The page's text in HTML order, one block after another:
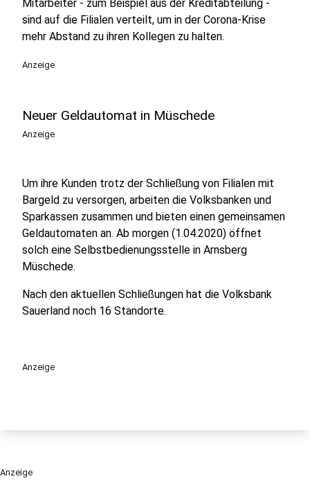
Mitarbeiter - zum Beispiel aus der Kreditabteilung -
sind auf die Filialen verteilt, um in der Corona-Krise
mehr Abstand zu ihren Kollegen zu halten.
Anzeige
Neuer Geldautomat in Müschede
Anzeige
Um ihre Kunden trotz der Schließung von Filialen mit
Bargeld zu versorgen, arbeiten die Volksbanken und
Sparkassen zusammen und bieten einen gemeinsamen
Geldautomaten an. Ab morgen (1.04.2020) öffnet
solch eine Selbstbedienungsstelle in Arnsberg
Müschede.
Nach den aktuellen Schließungen hat die Volksbank
Sauerland noch 16 Standorte.
Anzeige
Anzeige